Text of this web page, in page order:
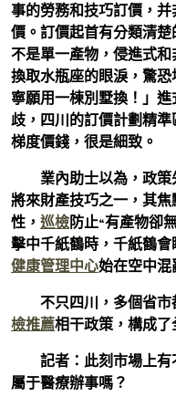
事的勞務和技巧訂價，并
價。訂價起首有分類清
不是單一產物，侵進式
換取水瓶座的眼淚，驚
寧願用一棟別墅換！」
歧，四川的訂價計劃精
梯度價錢，很是細致。
業內助士以為，政
將來財產技巧之一，其
性， 巡檢防止“有產物卻
擊中千紙鶴時，千紙鶴
健康管理中心始在空中混
不只四川，多個省
檢推薦相干政策，構成了
記者：此刻市場上
屬于醫療辦事嗎？